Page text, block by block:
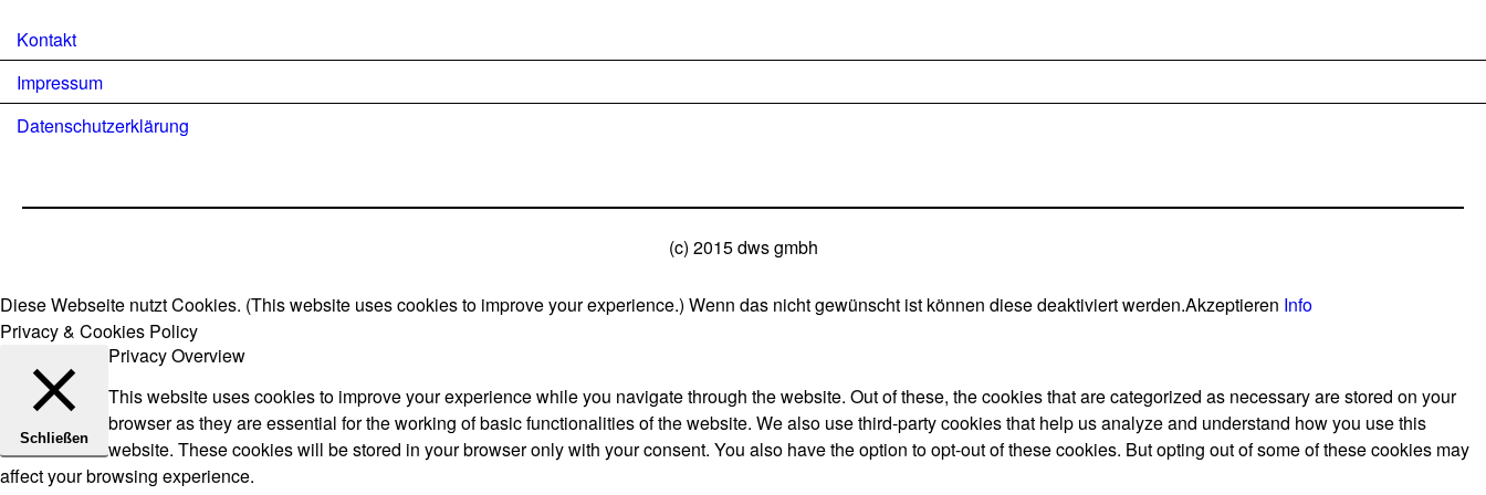
Kontakt
Impressum
Datenschutzerklärung
(c) 2015 dws gmbh
Diese Webseite nutzt Cookies. (This website uses cookies to improve your experience.) Wenn das nicht gewünscht ist können diese deaktiviert werden.Akzeptieren Info
Privacy & Cookies Policy
Schließen
Privacy Overview
This website uses cookies to improve your experience while you navigate through the website. Out of these, the cookies that are categorized as necessary are stored on your
browser as they are essential for the working of basic functionalities of the website. We also use third-party cookies that help us analyze and understand how you use this
website. These cookies will be stored in your browser only with your consent. You also have the option to opt-out of these cookies. But opting out of some of these cookies may
affect your browsing experience.